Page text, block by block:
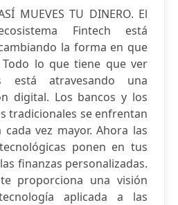
MUEVES TU DINERO. El
Fintech está
la forma en que
lo que tiene que ver
está atravesando una
digital. Los bancos y los
tradicionales se enfrentan
vez mayor. Ahora las
ponen en tus
finanzas personalizadas.
proporciona una visión
aplicada a las